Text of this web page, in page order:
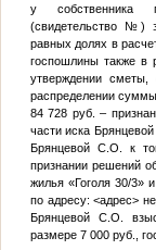
у собственника
(свидетельство
№)
равных долях в
госпошлины также в
утверждении
распределении
84 728 руб. –
части иска
Брянцевой С.О. к
признании решений
жилья «Гоголя 30/3»
по адресу:<адрес>
Брянцевой С.О.
размере 7 000 руб.,